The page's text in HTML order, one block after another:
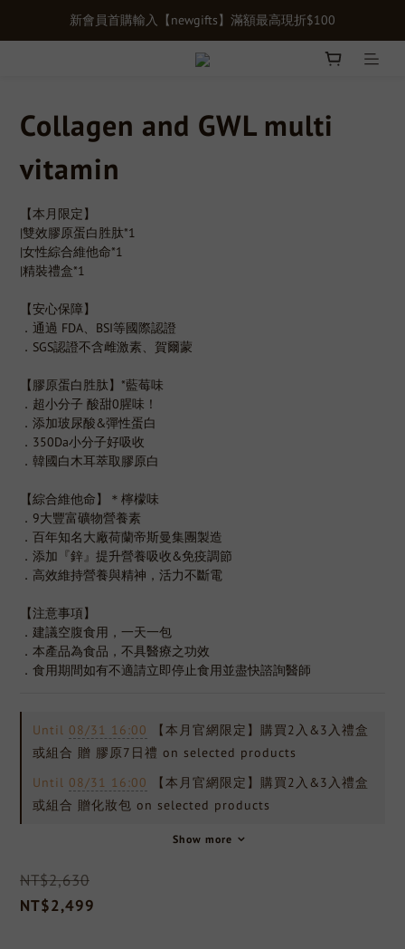
新會員首購輸入【newgifts】滿額最高現折$100
單筆滿千贈【膠原蛋白15入體驗禮】限時贈送立即下單>>>
健康定期購正式上線！長期補充由內呵護，最低享75折>>
Collagen and GWL multi
vitamin
【本月限定】
|雙效膠原蛋白胜肽*1
|女性綜合維他命*1
|精裝禮盒*1
【安心保障】
．通過 FDA、BSI等國際認證
．SGS認證不含雌激素、賀爾蒙
【膠原蛋白胜肽】*藍莓味
．超小分子 酸甜0腥味！
．添加玻尿酸&彈性蛋白
．350Da小分子好吸收
．韓國白木耳萃取膠原白
【綜合維他命】＊檸檬味
．9大豐富礦物營養素
．百年知名大廠荷蘭帝斯曼集團製造
．添加『鋅』提升營養吸收&免疫調節
．高效維持營養與精神，活力不斷電
【注意事項】
．建議空腹食用，一天一包
．本產品為食品，不具醫療之功效
．食用期間如有不適請立即停止食用並盡快諮詢醫師
Until 08/31 16:00
【本月官網限定】購買2入&3入禮盒
或組合 贈 膠原7日禮 on selected products
Until 08/31 16:00
【本月官網限定】購買2入&3入禮盒
或組合 贈化妝包 on selected products
Show more
NT$2,630
NT$2,499